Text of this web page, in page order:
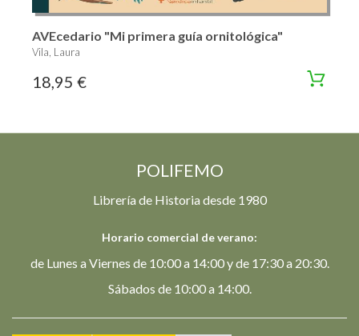
AVEcedario "Mi primera guía ornitológica"
Vila, Laura
18,95 €
POLIFEMO
Librería de Historia desde 1980
Horario comercial de verano:
de Lunes a Viernes de 10:00 a 14:00 y de 17:30 a 20:30.
Sábados de 10:00 a 14:00.